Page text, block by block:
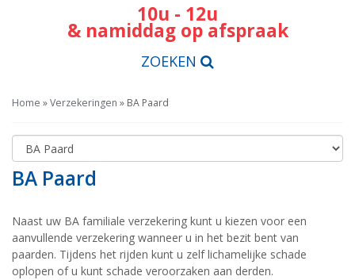
10u - 12u
& namiddag op afspraak
ZOEKEN
Home »Verzekeringen » BA Paard
BA Paard
Naast uw BA familiale verzekering kunt u kiezen voor een
aanvullende verzekering wanneer u in het bezit bent van
paarden. Tijdens het rijden kunt u zelf lichamelijke schade
oplopen of u kunt schade veroorzaken aan derden.